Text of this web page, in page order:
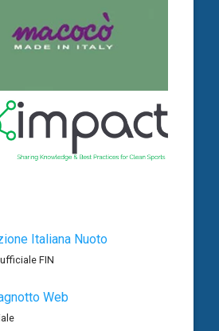
Italiana Nuoto
FIN
Web